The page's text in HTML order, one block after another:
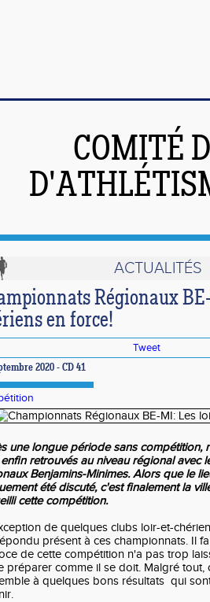
COMITÉ
ACTUALITÉS
Régionaux
en force!
Tweet
2020 - CD 41
une longue période sans compétition,
retrouvés au niveau régional avec
Benjamins-Minimes. Alors que le
été discuté, c'est finalement la
cette compétition.
de quelques clubs loir-et-
présent à ces championnats. Il
de cette compétition n'a pas trop
préparer comme il se doit. Malgré tout,
à quelques bons résultats qui